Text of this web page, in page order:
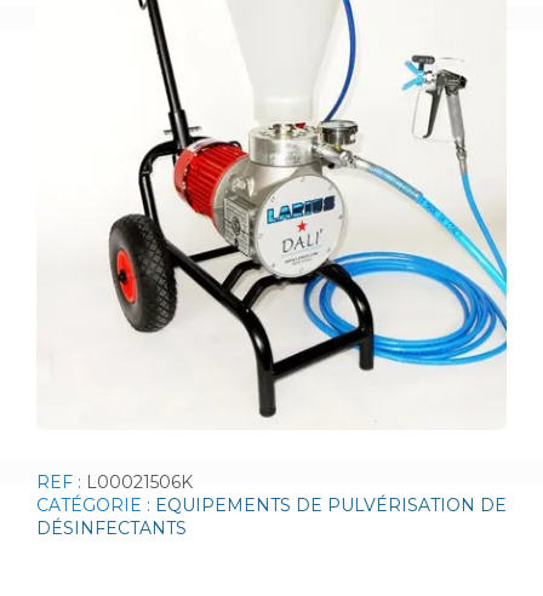
REF : L00021506K
CATÉGORIE : EQUIPEMENTS DE PULVÉRISATION DE
DÉSINFECTANTS